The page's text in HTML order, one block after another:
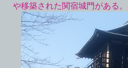
や移築された関宿城門がある。